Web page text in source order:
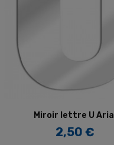
AJOUTER AU PANIER
Miroir lettre U Arial
Prix
2,50 €